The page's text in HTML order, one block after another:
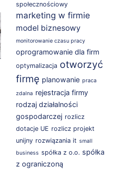
społecznościowy
marketing w firmie
model biznesowy
monitorowanie czasu pracy
oprogramowanie dla firm
optymalizacja otworzyć
firmę planowanie praca
zdalna rejestracja firmy
rodzaj działalności
gospodarczej rozlicz
dotacje UE rozlicz projekt
unijny rozwiązania it small
business spółka z o.o. spółka
z ograniczoną